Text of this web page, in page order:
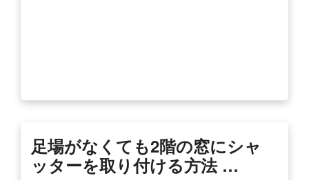
足場がなくても2階の窓にシャ
ッターを取り付ける方法 …